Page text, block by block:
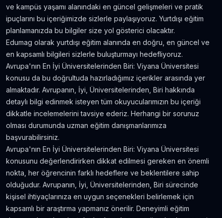
Dil Öğrenmeye Nereden Başlamalı?
4.815gör.neredeyse 8 yıl önce
Kanada Aylık Yaşam Masrafları | Toronto Pahalı
Mı?
4.809 gör.8 yıldan fazla önce
ve kampüs yaşamı alanındaki en güncel gelişmeleri ve pratik
ipuçlarını bu içeriğimizde sizlerle paylaşıyoruz. Yurtdışı eğitim
planlamanızda bu bilgiler size yol gösterici olacaktır.
Edumag olarak yurtdışı eğitim alanında en doğru, en güncel ve
en kapsamlı bilgileri sizlerle buluşturmayı hedefliyoruz.
Avrupa'nın En İyi Üniversitelerinden Biri: Viyana Üniversitesi
konusu da bu doğrultuda hazırladığımız içerikler arasında yer
almaktadır. Avrupanın, İyi, Üniversitelerinden, Biri hakkında
detaylı bilgi edinmek isteyen tüm okuyucularımızın bu içeriği
dikkatle incelemelerini tavsiye ederiz. Herhangi bir sorunuz
olması durumunda uzman eğitim danışmanlarımıza
başvurabilirsiniz.
Avrupa'nın En İyi Üniversitelerinden Biri: Viyana Üniversitesi
konusunu değerlendirirken dikkat edilmesi gereken en önemli
nokta, her öğrencinin farklı hedeflere ve beklentilere sahip
olduğudur. Avrupanın, İyi, Üniversitelerinden, Biri sürecinde
kişisel ihtiyaçlarınıza en uygun seçenekleri belirlemek için
kapsamlı bir araştırma yapmanız önerilir. Deneyimli eğitim